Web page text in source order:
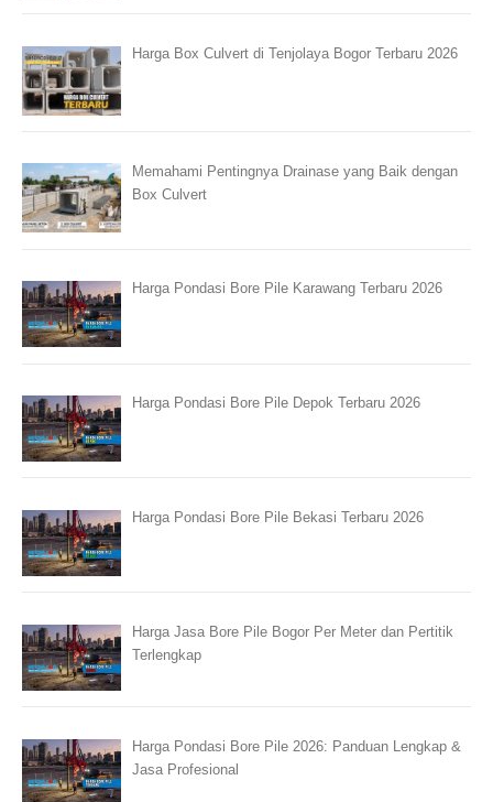
Harga Box Culvert di Tenjolaya Bogor Terbaru 2026
Memahami Pentingnya Drainase yang Baik dengan
Box Culvert
Harga Pondasi Bore Pile Karawang Terbaru 2026
Harga Pondasi Bore Pile Depok Terbaru 2026
Harga Pondasi Bore Pile Bekasi Terbaru 2026
Harga Jasa Bore Pile Bogor Per Meter dan Pertitik
Terlengkap
Harga Pondasi Bore Pile 2026: Panduan Lengkap &
Jasa Profesional